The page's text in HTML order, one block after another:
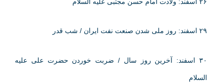
۲۹ اسفند: روز ملی شدن صنعت نفت ایران / شب قدر
۳۰ اسفند: آخرین روز سال / ضربت خوردن حضرت علی علیه
السلام